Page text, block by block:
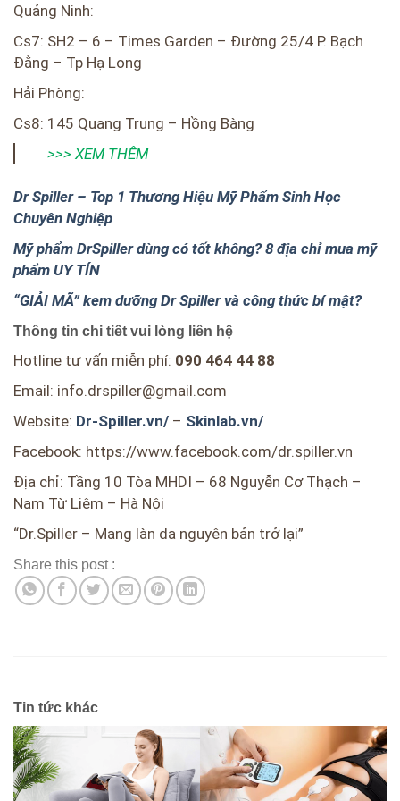
Quảng Ninh:
Cs7: SH2 – 6 – Times Garden – Đường 25/4 P. Bạch
Đằng – Tp Hạ Long
Hải Phòng:
Cs8: 145 Quang Trung – Hồng Bàng
>>> XEM THÊM
Dr Spiller – Top 1 Thương Hiệu Mỹ Phẩm Sinh Học
Chuyên Nghiệp
Mỹ phẩm DrSpiller dùng có tốt không? 8 địa chỉ mua mỹ
phẩm UY TÍN
“GIẢI MÃ” kem dưỡng Dr Spiller và công thức bí mật?
Thông tin chi tiết vui lòng liên hệ
Hotline tư vấn miễn phí: 090 464 44 88
Email: info.drspiller@gmail.com
Website: Dr-Spiller.vn/ – Skinlab.vn/
Facebook: https://www.facebook.com/dr.spiller.vn
Địa chỉ: Tầng 10 Tòa MHDI – 68 Nguyễn Cơ Thạch –
Nam Từ Liêm – Hà Nội
“Dr.Spiller – Mang làn da nguyên bản trở lại”
Share this post :
Tin tức khác